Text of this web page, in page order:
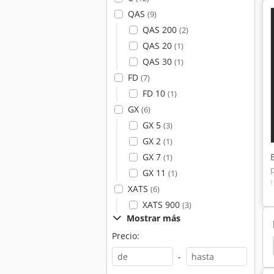
QAS (9)
QAS 200 (2)
QAS 20 (1)
QAS 30 (1)
FD (7)
FD 10 (1)
GX (6)
GX 5 (3)
GX 2 (1)
GX 7 (1)
GX 11 (1)
XATS (6)
XATS 900 (3)
Mostrar más
Precio:
-
De Pistón De Elevación Pistones Renner